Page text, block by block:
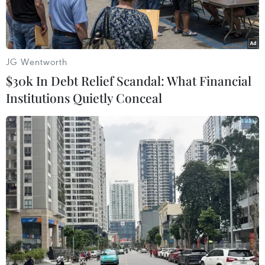
Một chiếc xe tăng của Israel bị phá hủy gần hàng rào biên giới
với Gaza ngày 7/10/2023. (Ảnh: Reuters
Một sỹ quan cấp cao tình báo quân đội Israel đã
bác bỏ thông tin họ nhận được cảnh báo dự
đoán về cuộc đột kích của Hamas vào ngày 7/10,
và gọi đây chỉ là một “kịch bản tưởng tượng.”
JG Wentworth
$30k In Debt Relief Scandal: What Financial
Institutions Quietly Conceal